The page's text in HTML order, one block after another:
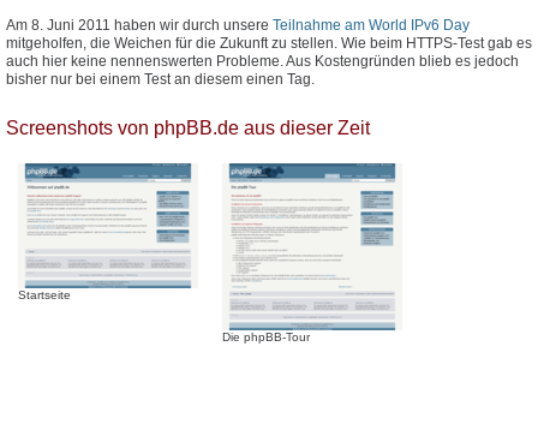
Am 8. Juni 2011 haben wir durch unsere Teilnahme am World IPv6 Day
mitgeholfen, die Weichen für die Zukunft zu stellen. Wie beim HTTPS-Test gab es
auch hier keine nennenswerten Probleme. Aus Kostengründen blieb es jedoch
bisher nur bei einem Test an diesem einen Tag.
Screenshots von phpBB.de aus dieser Zeit
Startseite
Die phpBB-Tour